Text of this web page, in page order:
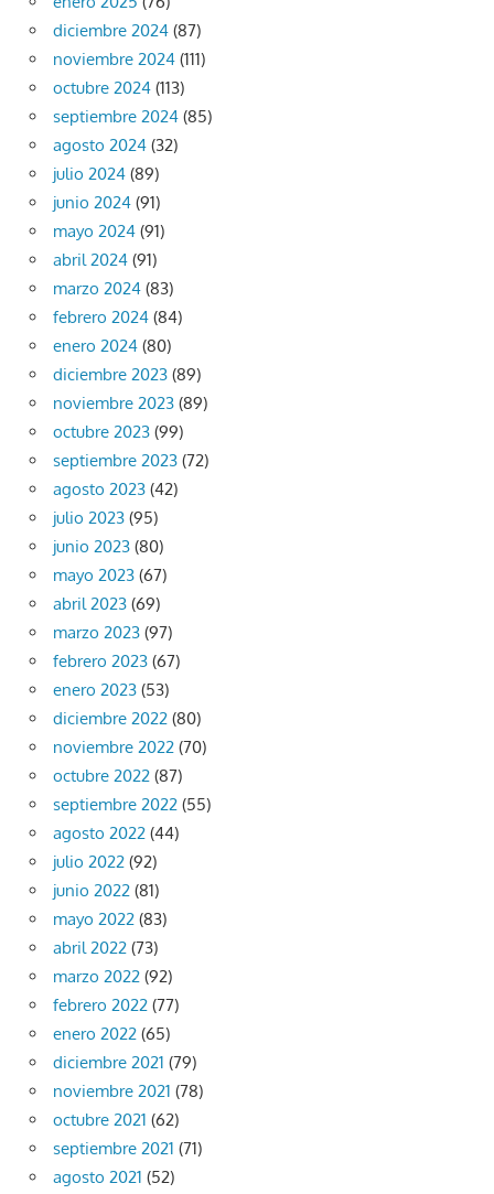
diciembre 2024 (87)
noviembre 2024 (111)
octubre 2024 (113)
septiembre 2024 (85)
agosto 2024 (32)
julio 2024 (89)
junio 2024 (91)
mayo 2024 (91)
abril 2024 (91)
marzo 2024 (83)
febrero 2024 (84)
enero 2024 (80)
diciembre 2023 (89)
noviembre 2023 (89)
octubre 2023 (99)
septiembre 2023 (72)
agosto 2023 (42)
julio 2023 (95)
junio 2023 (80)
mayo 2023 (67)
abril 2023 (69)
marzo 2023 (97)
febrero 2023 (67)
enero 2023 (53)
diciembre 2022 (80)
noviembre 2022 (70)
octubre 2022 (87)
septiembre 2022 (55)
agosto 2022 (44)
julio 2022 (92)
junio 2022 (81)
mayo 2022 (83)
abril 2022 (73)
marzo 2022 (92)
febrero 2022 (77)
enero 2022 (65)
diciembre 2021 (79)
noviembre 2021 (78)
octubre 2021 (62)
septiembre 2021 (71)
agosto 2021 (52)